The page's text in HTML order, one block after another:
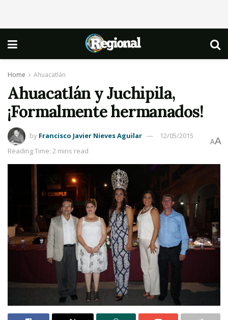
Home Ahuacatlán
Ahuacatlán y Juchipila,
¡Formalmente hermanados!
by Francisco Javier Nieves Aguilar
12/05/2015
Reading Time: 2 mins read
AA